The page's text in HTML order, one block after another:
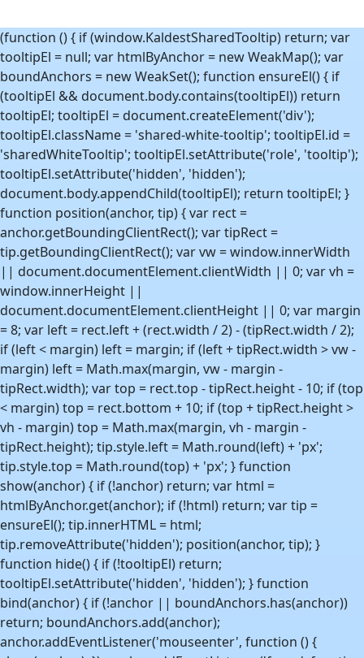
(function () { if (window.KaldestSharedTooltip) return; var
tooltipEl = null; var htmlByAnchor = new WeakMap(); var
boundAnchors = new WeakSet(); function ensureEl() { if
(tooltipEl && document.body.contains(tooltipEl)) return
tooltipEl; tooltipEl = document.createElement('div');
tooltipEl.className = 'shared-white-tooltip'; tooltipEl.id =
'sharedWhiteTooltip'; tooltipEl.setAttribute('role', 'tooltip');
tooltipEl.setAttribute('hidden', 'hidden');
document.body.appendChild(tooltipEl); return tooltipEl; }
function position(anchor, tip) { var rect =
anchor.getBoundingClientRect(); var tipRect =
tip.getBoundingClientRect(); var vw = window.innerWidth
|| document.documentElement.clientWidth || 0; var vh =
window.innerHeight ||
document.documentElement.clientHeight || 0; var margin
= 8; var left = rect.left + (rect.width / 2) - (tipRect.width / 2);
if (left < margin) left = margin; if (left + tipRect.width > vw -
margin) left = Math.max(margin, vw - margin -
tipRect.width); var top = rect.top - tipRect.height - 10; if (top
< margin) top = rect.bottom + 10; if (top + tipRect.height >
vh - margin) top = Math.max(margin, vh - margin -
tipRect.height); tip.style.left = Math.round(left) + 'px';
tip.style.top = Math.round(top) + 'px'; } function
show(anchor) { if (!anchor) return; var html =
htmlByAnchor.get(anchor); if (!html) return; var tip =
ensureEl(); tip.innerHTML = html;
tip.removeAttribute('hidden'); position(anchor, tip); }
function hide() { if (!tooltipEl) return;
tooltipEl.setAttribute('hidden', 'hidden'); } function
bind(anchor) { if (!anchor || boundAnchors.has(anchor))
return; boundAnchors.add(anchor);
anchor.addEventListener('mouseenter', function () {